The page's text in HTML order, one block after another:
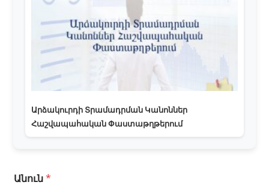
Արձակուրդի Տրամադրման Կանոններ
Հաշվապահական Փաստաթղթերում
Է
Անուն*